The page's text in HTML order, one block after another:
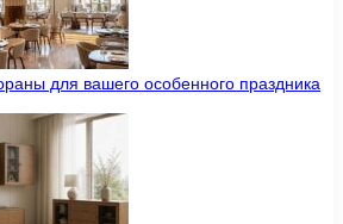
для вашего особенного праздника